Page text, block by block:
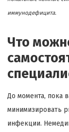
иммунодефицита.
Что
До момента, пока
минимизировать
инфекции.